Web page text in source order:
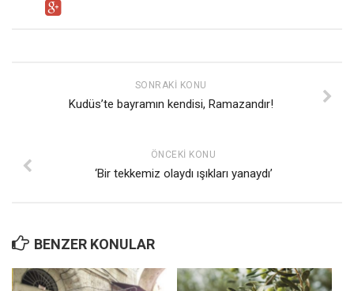
SONRAKI KONU
Kudüs’te bayramın kendisi, Ramazandır!
ÖNCEKI KONU
‘Bir tekkemiz olaydı ışıkları yanaydı’
BENZER KONULAR